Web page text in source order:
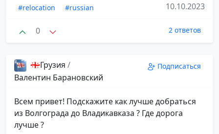
#relocation #russian 10.10.2023
0 2 ответов
🇬🇪Грузия /
Валентин Барановский
Подписаться
Всем привет! Подскажите как лучше добраться
из Волгограда до Владикавказа ? Где дорога
лучше ?